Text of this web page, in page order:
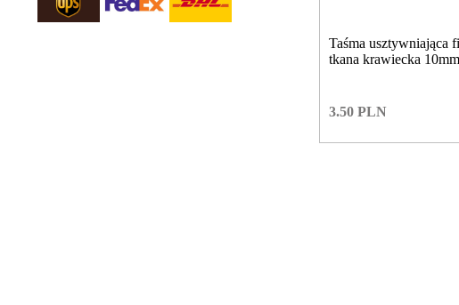
Taśma usztywniająca
tkana krawiecka
3.50 PLN